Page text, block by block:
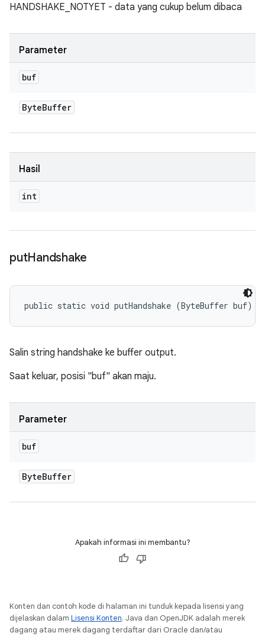
HANDSHAKE_NOTYET - data yang cukup belum dibaca
Parameter
buf
ByteBuffer
Hasil
int
putHandshake
public static void putHandshake (ByteBuffer buf)
Salin string handshake ke buffer output.
Saat keluar, posisi "buf" akan maju.
Parameter
buf
ByteBuffer
Apakah informasi ini membantu?
Konten dan contoh kode di halaman ini tunduk kepada lisensi yang
dijelaskan dalam Lisensi Konten. Java dan OpenJDK adalah merek
dagang atau merek dagang terdaftar dari Oracle dan/atau